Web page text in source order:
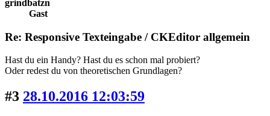
grindbatzn
Gast
Re: Responsive Texteingabe / CKEditor allgemein
Hast du ein Handy? Hast du es schon mal probiert?
Oder redest du von theoretischen Grundlagen?
#3 28.10.2016 12:03:59